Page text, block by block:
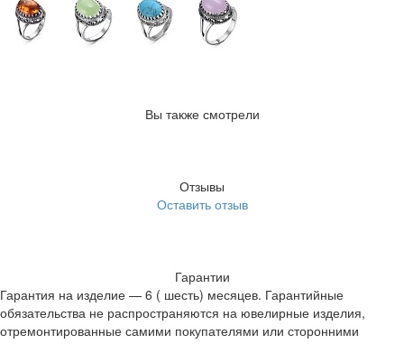
Вы также смотрели
Отзывы
Оставить отзыв
Гарантии
Гарантия на изделие — 6 ( шесть) месяцев. Гарантийные
обязательства не распространяются на ювелирные изделия,
отремонтированные самими покупателями или сторонними